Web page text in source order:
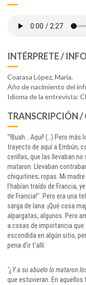
INTÉRPRETE /
Coarasa López, María.
Año de nacimiento del
Idioma de la entrevista:
TRANSCRIPCIÓN
"!Buah… Aquí! (…) Pero más
trayecto de aquí a Embún,
cerillas, que las llevaban no
mataron. Llevaban
chiquitines; ropas. Mi
l'habían traído de Francia,
de Francia!". Pero era una
sarga de lana. ¡Qué cosa
alpargatas, algunos. Pero
a cosas de importancia que
escondida en algún sitio,
pena d'ir t'allí.
"¿Y a su abuelo lo mataron
que estuvieran. En aquellos